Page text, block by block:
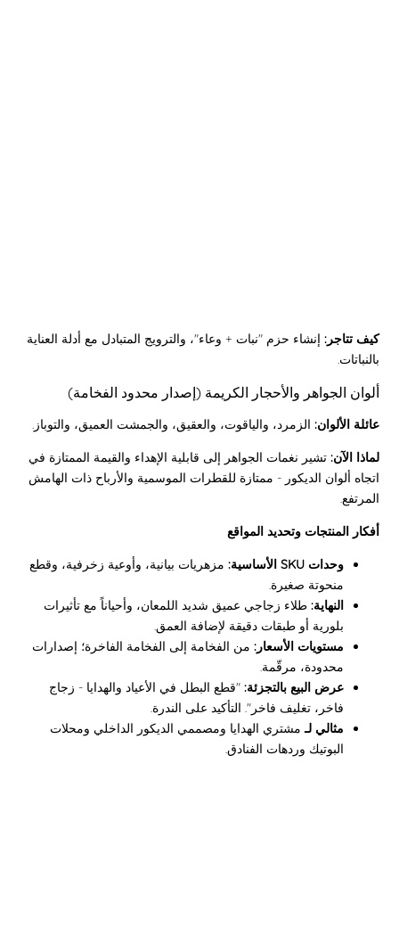
كيف تتاجر: إنشاء حزم "نبات + وعاء"، والترويج المتبادل مع أدلة العناية
بالنباتات.
ألوان الجواهر والأحجار الكريمة (إصدار محدود الفخامة)
عائلة الألوان: الزمرد، والياقوت، والعقيق، والجمشت العميق، والتوباز.
لماذا الآن: تشير نغمات الجواهر إلى قابلية الإهداء والقيمة الممتازة في
اتجاه ألوان الديكور - ممتازة للقطرات الموسمية والأرباح ذات الهامش
المرتفع.
أفكار المنتجات وتحديد المواقع
وحدات SKU الأساسية:
مزهريات بيانية، وأوعية زخرفية، وقطع
منحوتة صغيرة.
النهاية: طلاء زجاجي عميق شديد اللمعان، وأحياناً مع تأثيرات
بلورية أو طبقات دقيقة لإضافة العمق.
مستويات الأسعار: من الفخامة إلى الفخامة الفاخرة؛ إصدارات
محدودة، مرقّمة.
عرض البيع بالتجزئة: "قطع البطل في الأعياد والهدايا - زجاج
فاخر، تغليف فاخر". التأكيد على الندرة.
مثالي لـمشتري الهدايا ومصممي الديكور الداخلي ومحلات
البوتيك وردهات الفنادق.